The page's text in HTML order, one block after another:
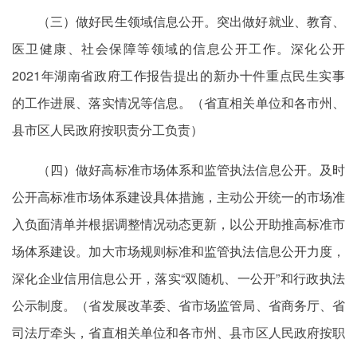
（三）做好民生领域信息公开。突出做好就业、教育、
医卫健康、社会保障等领域的信息公开工作。深化公开
2021年湖南省政府工作报告提出的新办十件重点民生实事
的工作进展、落实情况等信息。（省直相关单位和各市州、
县市区人民政府按职责分工负责）
（四）做好高标准市场体系和监管执法信息公开。及时
公开高标准市场体系建设具体措施，主动公开统一的市场准
入负面清单并根据调整情况动态更新，以公开助推高标准市
场体系建设。加大市场规则标准和监管执法信息公开力度，
深化企业信用信息公开，落实“双随机、一公开”和行政执法
公示制度。（省发展改革委、省市场监管局、省商务厅、省
司法厅牵头，省直相关单位和各市州、县市区人民政府按职